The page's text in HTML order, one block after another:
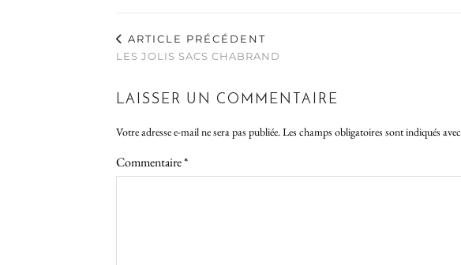
ARTICLE PRÉCÉDENT
LES JOLIS SACS CHABRAND
LAISSER UN COMMENTAIRE
Votre adresse e-mail ne sera pas publiée.Les champs obligatoires sont indiqués avec
Commentaire*